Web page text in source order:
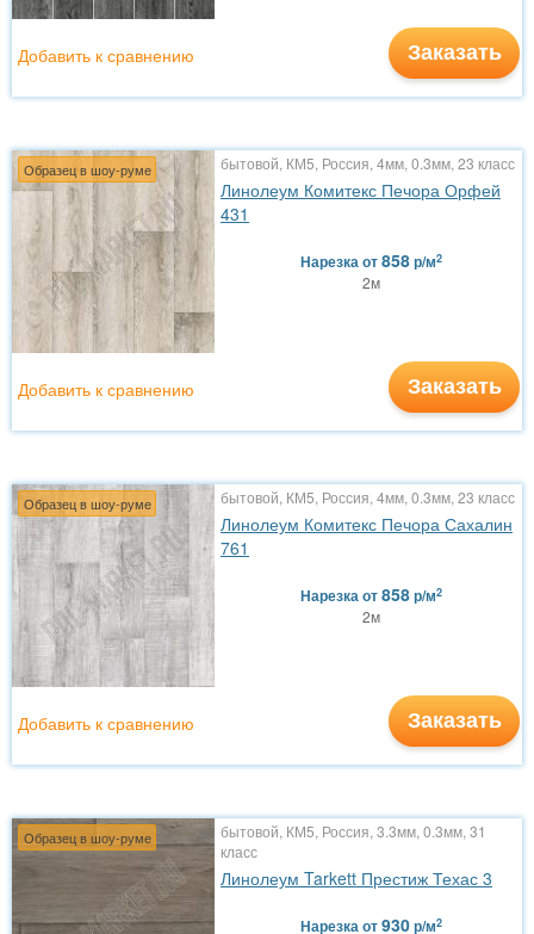
Заказать
Добавить к сравнению
Образец в шоу-руме бытовой, КМ5, Россия, 4мм, 0.3мм, 23 класс
Линолеум Комитекс Печора Орфей
431
Нарезкаот858р/м2
2м
Заказать
Добавить к сравнению
Образец в шоу-руме бытовой, КМ5, Россия, 4мм, 0.3мм, 23 класс
Линолеум Комитекс Печора Сахалин
761
Нарезкаот858р/м2
2м
Заказать
Добавить к сравнению
Образец в шоу-руме
бытовой, КМ5, Россия, 3.3мм, 0.3мм, 31
класс
Линолеум Tarkett Престиж Техас 3
Нарезкаот930р/м2